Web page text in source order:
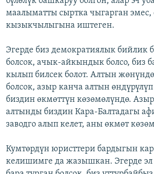
маалыматты сыртка чыгарган эмес,
кызыкчылыгына иштеген.
Эгерде биз демократиялык бийлик
болсок, ачык-айкындык болсо, биз
кылып билсек болот. Алтын
болсок, азыр канча алтын
биздин өкмөттүн көзөмөлүндө.
алтынды биздин Кара-Балтадагы
заводго алып келет, аны өкмөт
Кумтөрдүн юристтери бардыгын
келишимге да жазышкан. Эгерде эл